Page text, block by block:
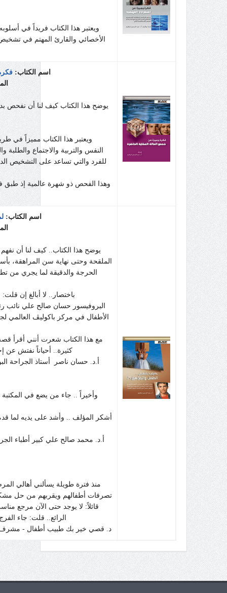
ويعتبر هذا الكتاب فريداً في
الأخصائي والقارئ المهتم في
اسم الكتاب:
يوضح هذا الكتاب كيف لنا أن نفحص
ويعتبر هذا الكتاب مميزاً في
النفس والتربية والاجتماع والطلبة
للفرد والتي تساعد على التشخيص
وهذا الفحص ذو شهرة عالمية إذ طبق
اسم الكتاب:
يوضح هذا الكتاب.. كيف لنا أن
الملقحة وحتى نهاية سن المراهقة،
الحرجة والدقيقة لما يجري من
باختصار.. لا أبالغ إن
البروفيسور حسان صالح علي نائب
الأطفال في مركز باكوليڤ العالمي
مع هذا الكتاب شعرت أنني أقرأ
كثيرة.. أحياناً نفتش عن
أ.د. حسان ناصر أستاذ الجراحة
وأخيراً .. جاء من يضع في المكتبة
أشكر المؤلف .. وأشد على يديه لما
أ.د. محمد صالح علي كبير أطباء
منذ فترة طويلة يسألني أهالي
تصرفات أطفالهم ويقربهم من حل
قائلاً: لا يوجد حتى الآن مرجع
الرائع.. قلت: جاء
د. قصي خير بك طبيب أطفال - مشرف